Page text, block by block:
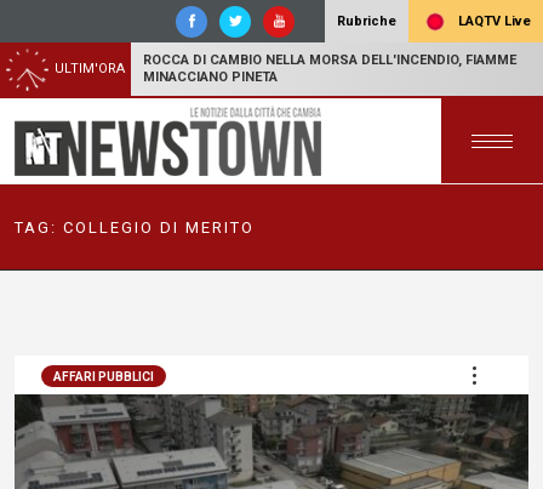
Rubriche LAQTV Live
ULTIM'ORA
ROCCA DI CAMBIO NELLA MORSA DELL'INCENDIO, FIAMME
MINACCIANO PINETA
TAG: COLLEGIO DI MERITO
AFFARI PUBBLICI